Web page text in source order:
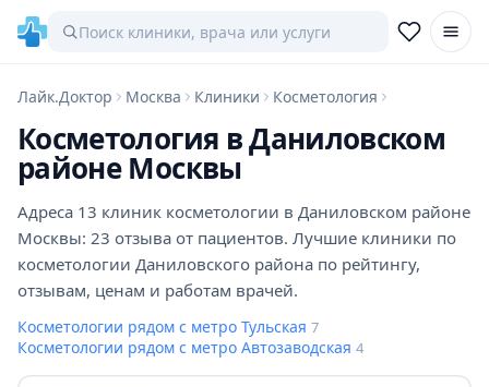
Лайк.Доктор Москва Клиники Косметология
Косметология в Даниловском
районе Москвы
Адреса 13 клиник косметологии в Даниловском районе
Москвы: 23 отзыва от пациентов. Лучшие клиники по
косметологии Даниловского района по рейтингу,
отзывам, ценам и работам врачей.
Косметологии рядом с метро Тульская 7
Косметологии рядом с метро Автозаводская 4